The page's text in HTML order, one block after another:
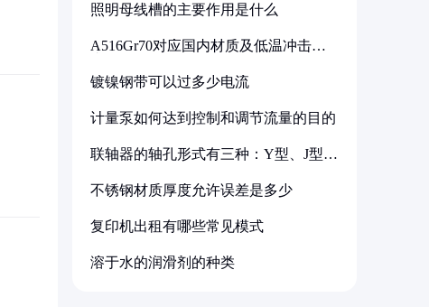
照明母线槽的主要作用是什么
A516Gr70对应国内材质及低温冲击要
镀镍钢带可以过多少电流
计量泵如何达到控制和调节流量的目的
联轴器的轴孔形式有三种：Y型、J型、
不锈钢材质厚度允许误差是多少
复印机出租有哪些常见模式
溶于水的润滑剂的种类